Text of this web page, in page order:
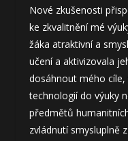
Nové zkušenosti
ke zkvalitnění mé
žáka atraktivní a
učení a aktivizovala
dosáhnout mého
technologií do výuky
předmětů
zvládnutí smysluplně